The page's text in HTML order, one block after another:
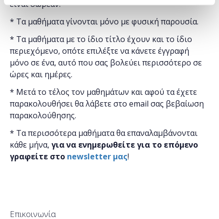
είναι δωρεάν.
* Τα μαθήματα γίνονται μόνο με φυσική παρουσία.
* Τα μαθήματα με το ίδιο τίτλο έχουν και το ίδιο
περιεχόμενο, οπότε επιλέξτε να κάνετε έγγραφή
μόνο σε ένα, αυτό που σας βολεύει περισσότερο σε
ώρες και ημέρες.
* Μετά το τέλος τον μαθημάτων και αφού τα έχετε
παρακολουθήσει θα λάβετε στο email σας βεβαίωση
παρακολούθησης.
* Τα περισσότερα μαθήματα θα επαναλαμβάνονται
κάθε μήνα, για να ενημερωθείτε για το επόμενο
γραφείτε στο newsletter μας!
Επικοινωνία